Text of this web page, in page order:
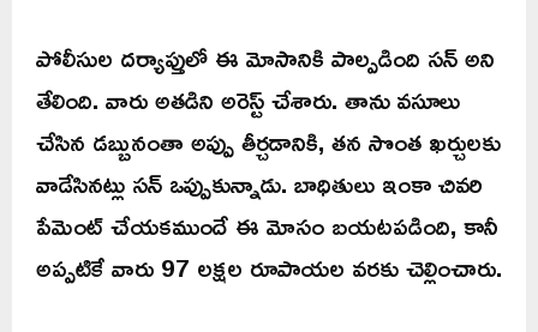
పోలీసుల దర్యాప్తులో ఈ మోసానికి పాల్పడింది సన్ అని
తేలింది. వారు అతడిని అరెస్ట్ చేశారు. తాను వసూలు
చేసిన డబ్బునంతా అప్పు తీర్చడానికి, తన సొంత ఖర్చులకు
వాడేసినట్లు సన్ ఒప్పుకున్నాడు. బాధితులు ఇంకా చివరి
పేమెంట్ చేయకముందే ఈ మోసం బయటపడింది, కానీ
అప్పటికే వారు 97 లక్షల రూపాయల వరకు చెల్లించారు.